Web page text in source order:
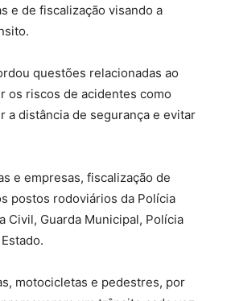
e de fiscalização visando a
questões relacionadas ao
os riscos de acidentes como
a distância de segurança e evitar
e empresas, fiscalização de
postos rodoviários da Polícia
Civil, Guarda Municipal, Polícia
motocicletas e pedestres, por